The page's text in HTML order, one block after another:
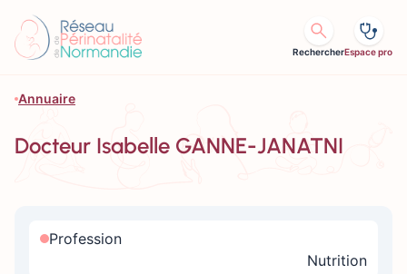
RechercherEspace pro
Annuaire
Docteur Isabelle GANNE-JANATNI
Profession
Nutrition